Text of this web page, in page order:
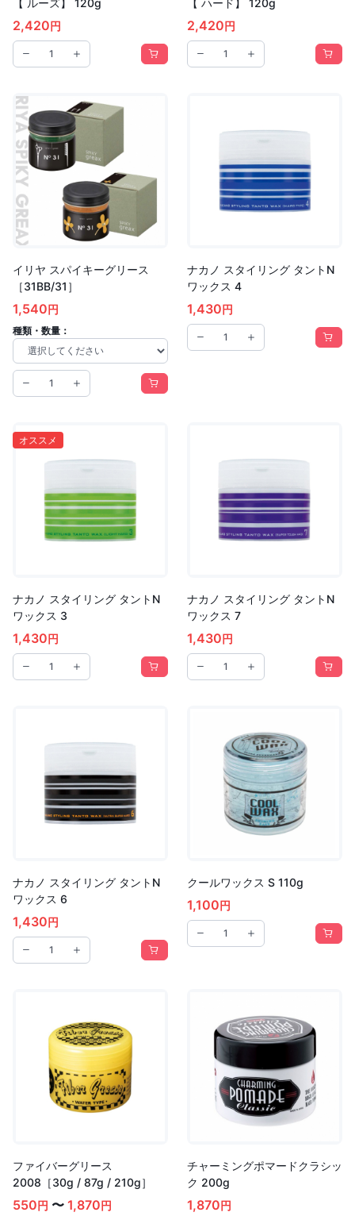
【 ルーズ】 120g
2,420円
【 ハード】 120g
2,420円
イリヤ スパイキーグリース
［31BB/31］
1,540円
種類・数量：
ナカノ スタイリング タントN
ワックス 4
1,430円
オススメ
ナカノ スタイリング タントN
ワックス 3
1,430円
ナカノ スタイリング タントN
ワックス 7
1,430円
ナカノ スタイリング タントN
ワックス 6
1,430円
クールワックス S 110g
1,100円
ファイバーグリース
2008［30g / 87g / 210g］
550円 〜 1,870円
チャーミングポマードクラシッ
ク 200g
1,870円